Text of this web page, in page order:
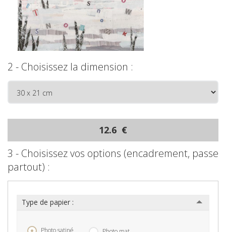
2 - Choisissez la dimension :
12.6 €
3 - Choisissez vos options (encadrement, passe
partout) :
Type de papier :